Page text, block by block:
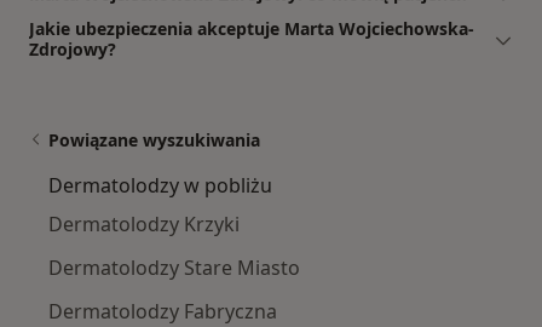
Jakie ubezpieczenia akceptuje Marta Wojciechowska-
Zdrojowy?
Powiązane wyszukiwania
Dermatolodzy w pobliżu
Dermatolodzy Krzyki
Dermatolodzy Stare Miasto
Dermatolodzy Fabryczna